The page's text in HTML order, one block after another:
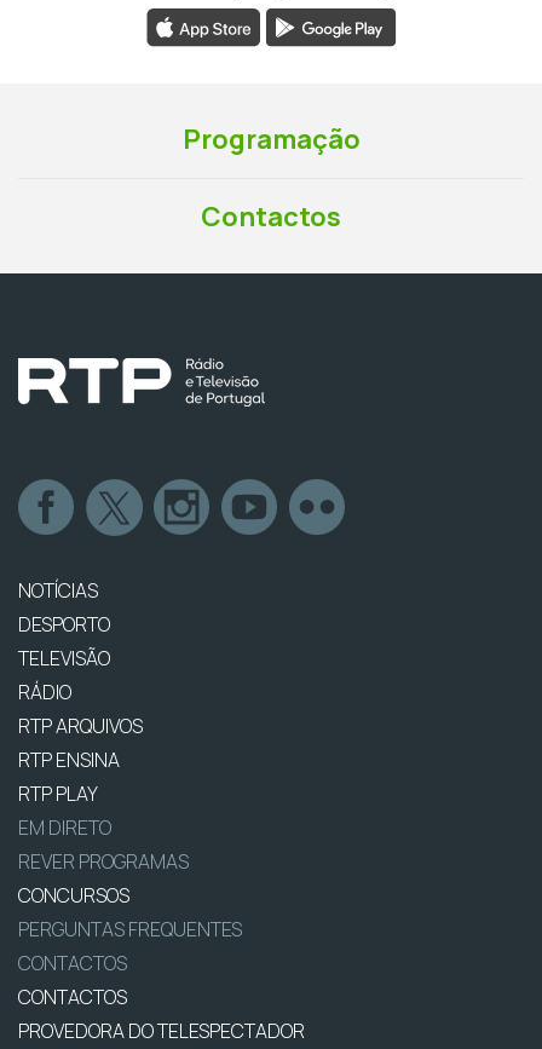
Programação
Contactos
NOTÍCIAS
DESPORTO
TELEVISÃO
RÁDIO
RTP ARQUIVOS
RTP ENSINA
RTP PLAY
EM DIRETO
REVER PROGRAMAS
CONCURSOS
PERGUNTAS FREQUENTES
CONTACTOS
CONTACTOS
PROVEDORA DO TELESPECTADOR